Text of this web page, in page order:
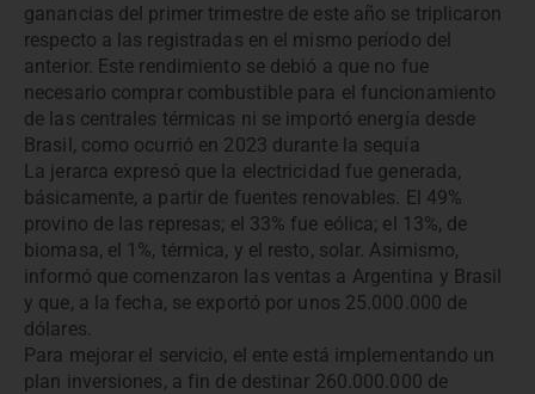
ganancias del primer trimestre de este año se triplicaron
respecto a las registradas en el mismo período del
anterior. Este rendimiento se debió a que no fue
necesario comprar combustible para el funcionamiento
de las centrales térmicas ni se importó energía desde
Brasil, como ocurrió en 2023 durante la sequía
La jerarca expresó que la electricidad fue generada,
básicamente, a partir de fuentes renovables. El 49%
provino de las represas; el 33% fue eólica; el 13%, de
biomasa, el 1%, térmica, y el resto, solar. Asimismo,
informó que comenzaron las ventas a Argentina y Brasil
y que, a la fecha, se exportó por unos 25.000.000 de
dólares.
Para mejorar el servicio, el ente está implementando un
plan inversiones, a fin de destinar 260.000.000 de